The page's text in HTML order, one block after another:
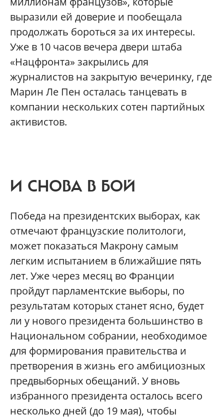
выразили ей доверие и пообещала
продолжать бороться за их интересы.
Уже в 10 часов вечера двери штаба
«Нацфронта» закрылись для
журналистов на закрытую вечеринку, где
Марин Ле Пен осталась танцевать в
компании нескольких сотен партийных
активистов.
И СНОВА В БОЙ
Победа на президентских выборах, как
отмечают французские политологи,
может показаться Макрону самым
легким испытанием в ближайшие пять
лет. Уже через месяц во Франции
пройдут парламентские выборы, по
результатам которых станет ясно, будет
ли у нового президента большинство в
Национальном собрании, необходимое
для формирования правительства и
претворения в жизнь его амбициозных
предвыборных обещаний. У вновь
избранного президента осталось всего
несколько дней (до 19 мая), чтобы